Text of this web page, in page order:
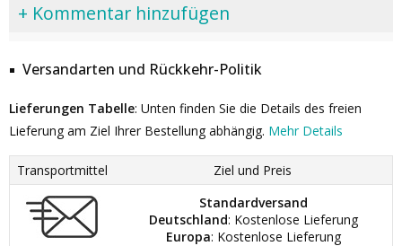
+ Kommentar hinzufügen
Versandarten und Rückkehr-Politik
Lieferungen Tabelle: Unten finden Sie die Details des freien
Lieferung am Ziel Ihrer Bestellung abhängig. Mehr Details
Transportmittel
Ziel und Preis
Standardversand
Deutschland: Kostenlose Lieferung
Europa: Kostenlose Lieferung